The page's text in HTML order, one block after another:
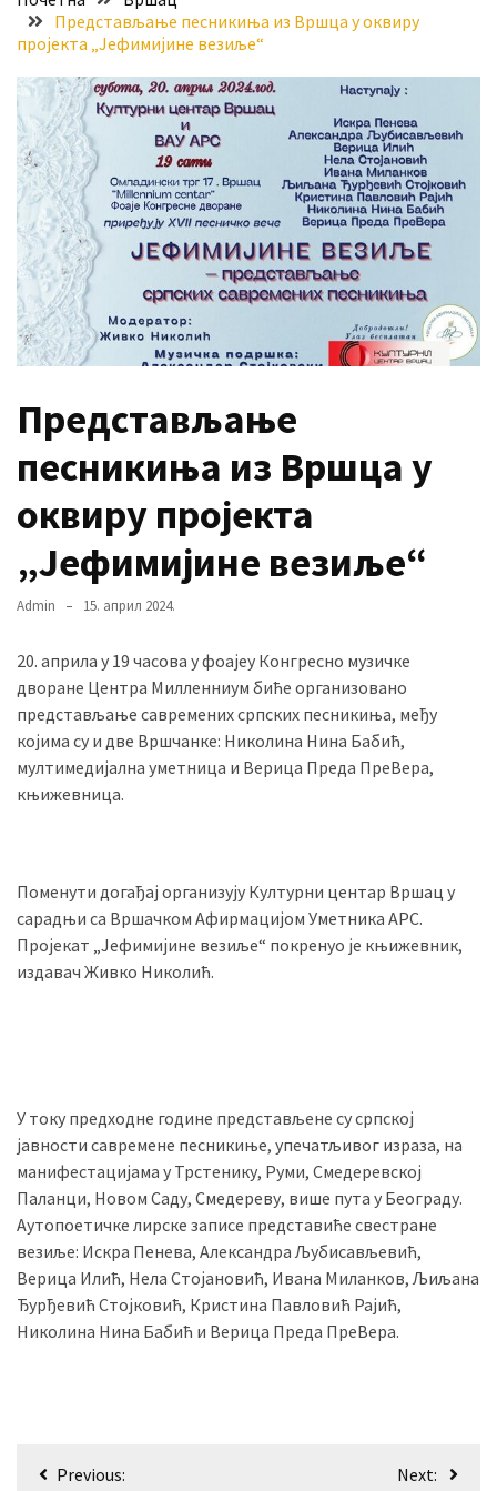
Хидросистема
Дунав–
Тиса–
Дунав
Пријава
ваучере
Расписан
конкурс
стицање
права
знака
„Најбоље
MOST
USED
CATEGORIES
Вести
(901)
Вршац
(872)
(139)
Uncategorized
Чланци
(306)
Ковачица
(143)
Blogs
(143)
Представљање песникиња из Вршца у оквиру
пројекта „Јефимијине везиље“
Представљање
песникиња из Вршца у
оквиру пројекта
„Јефимијине везиље“
Admin 15. април 2024.
20. априла у 19 часова у фоајеу Конгресно музичке
дворане Центра Милленниум биће организовано
представљање савремених српских песникиња, међу
којима су и две Вршчанке: Николина Нина Бабић,
мултимедијална уметница и Верица Преда ПреВера,
књижевница.
Поменути догађај организују Културни центар Вршац у
сарадњи са Вршачком Афирмацијом Уметника АРС.
Пројекат „Јефимијине везиље“ покренуо је књижевник,
издавач Живко Николић.
У току предходне године представљене су српској
јавности савремене песникиње, упечатљивог израза, на
манифестацијама у Трстенику, Руми, Смедеревској
Паланци, Новом Саду, Смедереву, више пута у Београду.
Аутопоетичке лирске записе представиће свестране
везиље: Искра Пенева, Александра Љубисављевић,
Верица Илић, Нела Стојановић, Ивана Миланков, Љиљана
Ђурђевић Стојковић, Кристина Павловић Рајић,
Николина Нина Бабић и Верица Преда ПреВера.
Кретање
Previous: Next: